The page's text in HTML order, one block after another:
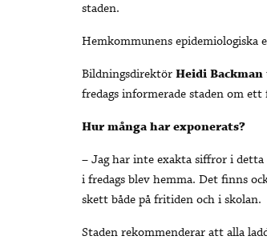
staden.
Hemkommunens epidemiologiska
Bildningsdirektör Heidi Backman
fredags informerade staden om
Hur många har exponerats?
– Jag har inte exakta siffror i detta
i fredags blev hemma. Det finns
skett både på fritiden och i skolan.
Staden rekommenderar att alla